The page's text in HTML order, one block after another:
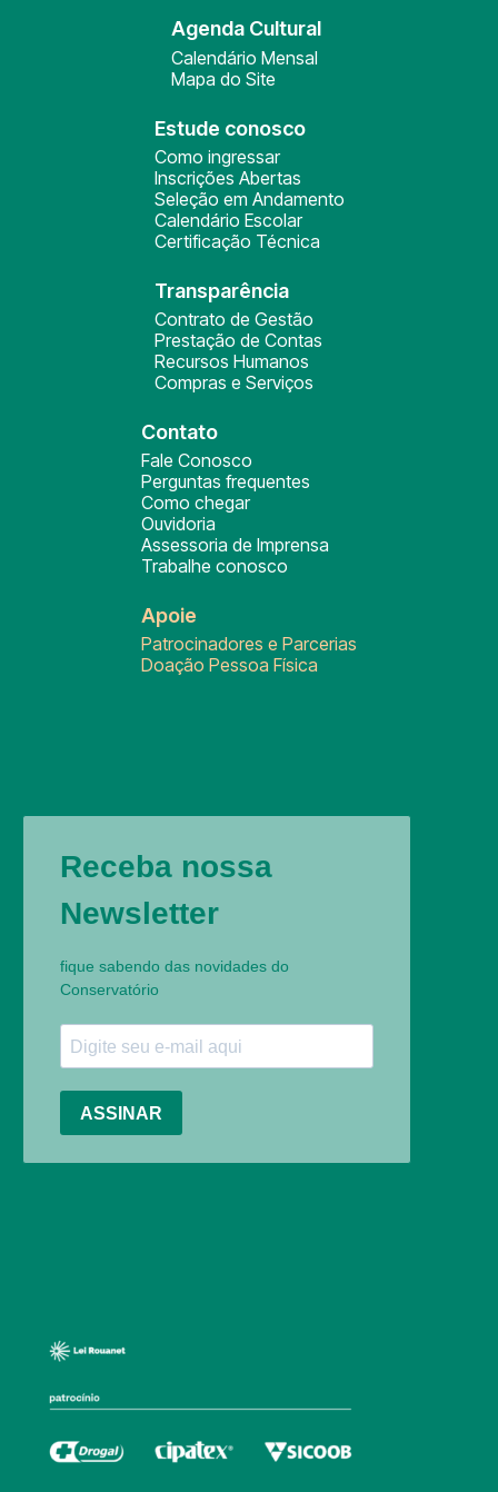
Agenda Cultural
Calendário Mensal
Mapa do Site
Estude conosco
Como ingressar
Inscrições Abertas
Seleção em Andamento
Calendário Escolar
Certificação Técnica
Transparência
Contrato de Gestão
Prestação de Contas
Recursos Humanos
Compras e Serviços
Contato
Fale Conosco
Perguntas frequentes
Como chegar
Ouvidoria
Assessoria de Imprensa
Trabalhe conosco
Apoie
Patrocinadores e Parcerias
Doação Pessoa Física